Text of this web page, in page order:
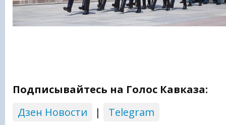
Подписывайтесь на Голос Кавказа:
Дзен Новости
| Telegram